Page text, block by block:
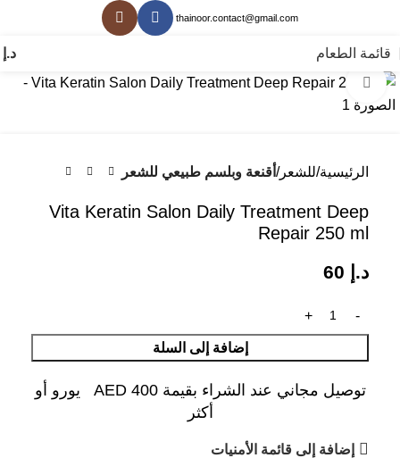
thainoor.contact@gmail.com
قائمة الطعام د.إ
انقر للتكبير
الرئيسية للشعر أقنعة وبلسم طبيعي للشعر
Vita Keratin Salon Daily Treatment Deep
Repair 250 ml
د.إ
إضافة إلى السلة
توصيل مجاني عند الشراء بقيمة AED 400 يورو أو
أكثر
إضافة إلى قائمة الأمنيات